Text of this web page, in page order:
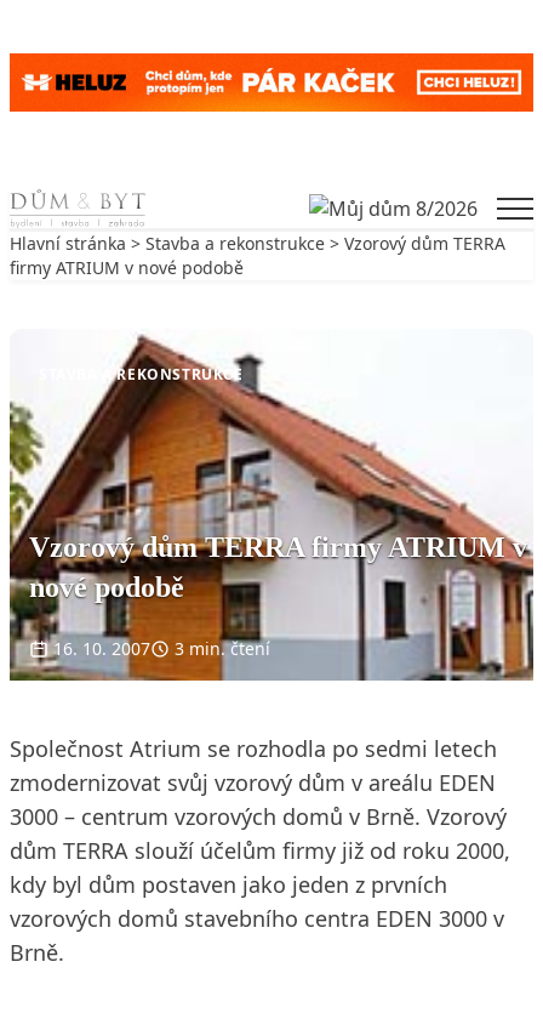
Skip to content
Hlavní stránka > Stavba a rekonstrukce > Vzorový dům TERRA
firmy ATRIUM v nové podobě
STAVBA A REKONSTRUKCE
Vzorový dům TERRA firmy ATRIUM v
nové podobě
16. 10. 2007 3 min. čtení
Společnost Atrium se rozhodla po sedmi letech
zmodernizovat svůj vzorový dům v areálu EDEN
3000 – centrum vzorových domů v Brně. Vzorový
dům TERRA slouží účelům firmy již od roku 2000,
kdy byl dům postaven jako jeden z prvních
vzorových domů stavebního centra EDEN 3000 v
Brně.